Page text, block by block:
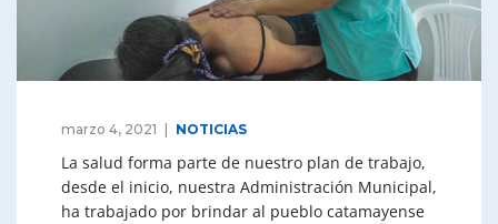
marzo 4, 2021 NOTICIAS
La salud forma parte de nuestro plan de trabajo,
desde el inicio, nuestra Administración Municipal,
ha trabajado por brindar al pueblo catamayense